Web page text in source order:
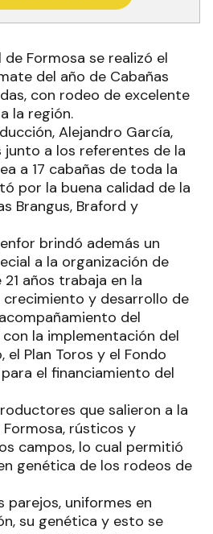
de Formosa se realizó el
del año de Cabañas
con rodeo de excelente
la región.
Alejandro García,
a los referentes de la
a 17 cabañas de toda la
por la buena calidad de la
Brangus, Braford y
brindó además un
a la organización de
años trabaja en la
y desarrollo de
del
la implementación del
el Plan Toros y el Fondo
el financiamiento del
que salieron a la
rústicos y
campos, lo cual permitió
genética de los rodeos de
parejos, uniformes en
su genética y esto se